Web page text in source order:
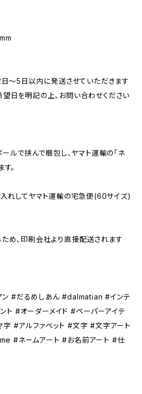
日〜5日以内に発送させていただきます
日を明記の上、お問い合わせください
で挟んで梱包し、ヤマト運輸の「ネ
。
れしてヤマト運輸の宅急便(60サイズ)
め、印刷会社より直接配送されます
ン #だるめしあん #dalmatian #インテ
ト #オーダーメイド #ペーパーアイテ
#アルファベット #文字 #文字アート
#ネームアート #お名前アート #仕